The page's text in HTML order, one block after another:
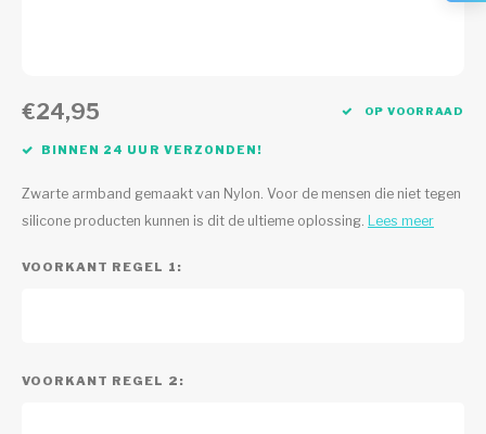
€24,95 OP VOORRAAD
BINNEN 24 UUR VERZONDEN!
Zwarte armband gemaakt van Nylon. Voor de mensen die niet tegen
silicone producten kunnen is dit de ultieme oplossing. Lees meer
VOORKANT REGEL 1:
VOORKANT REGEL 2: